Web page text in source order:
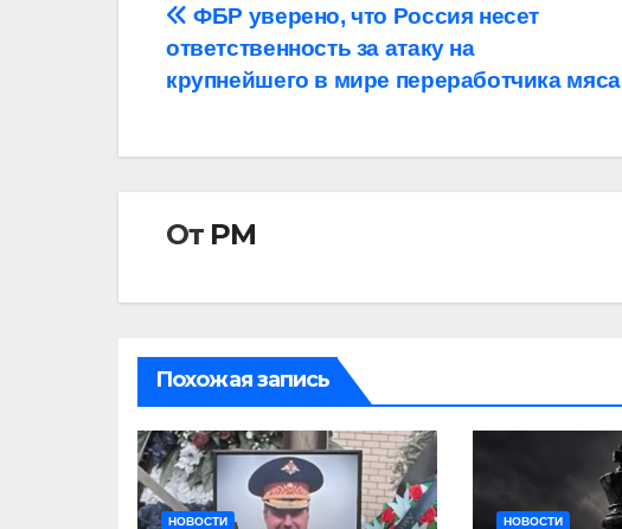
Навигация
по
ФБР уверено, что Россия несет
ответственность за атаку на
крупнейшего в мире переработчика мяса
От РМ
Похожая запись
НОВОСТИ НОВОСТИ